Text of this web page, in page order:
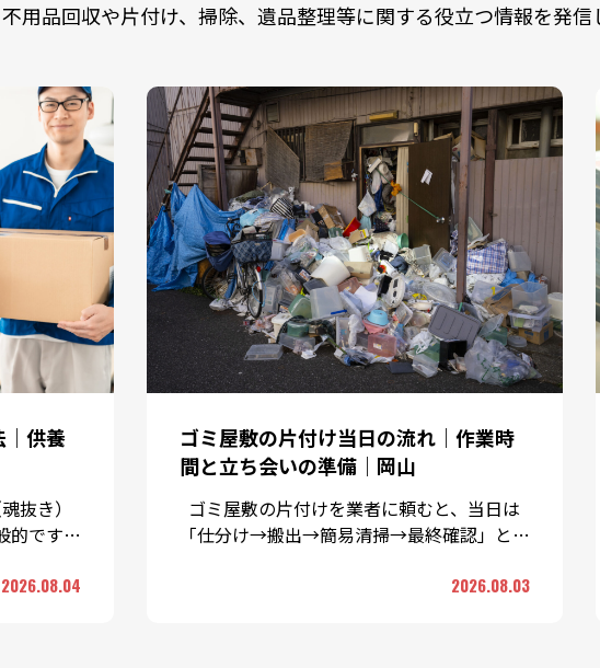
不用品回収や片付け、掃除、遺品整理等に関する役立つ情報を発信
｜供養
抜き）
的です。
2026.08.04
ゴミ屋敷の片付け当日の流れ｜作業時
間と立ち会いの準備｜岡山
ゴミ屋敷の片付けを業者に頼むと、当日は
「仕分け→搬出→簡易清掃→最終確認」とい
2026.08.03